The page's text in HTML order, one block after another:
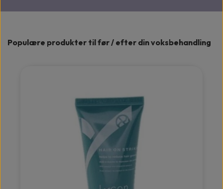
Populære produkter til før / efter din voksbehandling